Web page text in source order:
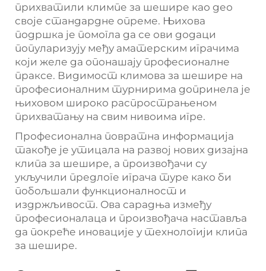
прихватили климпе за шешире као део
своје стандардне опреме. Њихова
подршка је помогла да се ови додаци
популаризују међу аматерским играчима
који желе да опонашају професионалне
праксе. Видимост климова за шешире на
професионалним турнирима допринела је
њиховом широко распрострањеном
прихватању на свим нивоима игре.
Професионална повратна информација
такође је утицала на развој нових дизајна
клипа за шешире, а произвођачи су
укључили предлоге играча туре како би
побољшали функционалност и
издржљивост. Ова сарадња између
професионалаца и произвођача наставља
да покреће иновације у технологији клипа
за шешире.